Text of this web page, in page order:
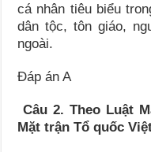
cá nhân tiêu biểu
dân tộc, tôn giáo,
ngoài.
Đáp án A
Câu 2. Theo Luật
Mặt trận Tổ quốc